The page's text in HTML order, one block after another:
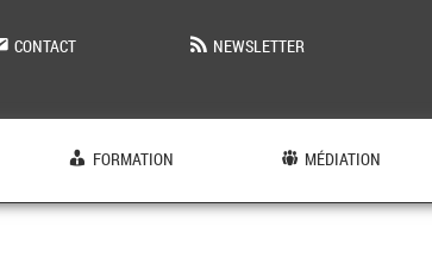
CONTACT NEWSLETTER
FORMATION MÉDIATION